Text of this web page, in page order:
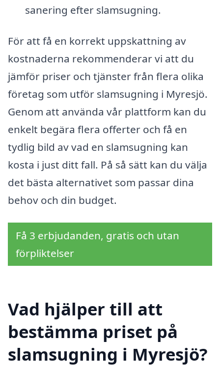
sanering efter slamsugning.
För att få en korrekt uppskattning av
kostnaderna rekommenderar vi att du
jämför priser och tjänster från flera olika
företag som utför slamsugning i Myresjö.
Genom att använda vår plattform kan du
enkelt begära flera offerter och få en
tydlig bild av vad en slamsugning kan
kosta i just ditt fall. På så sätt kan du välja
det bästa alternativet som passar dina
behov och din budget.
Få 3 erbjudanden, gratis och utan
förpliktelser
Vad hjälper till att
bestämma priset på
slamsugning i Myresjö?